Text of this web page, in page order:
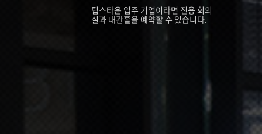
팁스타운 입주 기업이라면 전용 회의
실과 대관홀을 예약할 수 있습니다.